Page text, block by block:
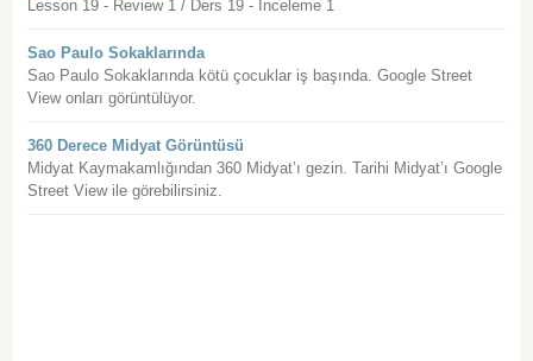
Lesson 19 - Review 1 / Ders 19 - İnceleme 1
Sao Paulo Sokaklarında
Sao Paulo Sokaklarında kötü çocuklar iş başında. Google Street
View onları görüntülüyor.
360 Derece Midyat Görüntüsü
Midyat Kaymakamlığından 360 Midyat’ı gezin. Tarihi Midyat’ı Google
Street View ile görebilirsiniz.